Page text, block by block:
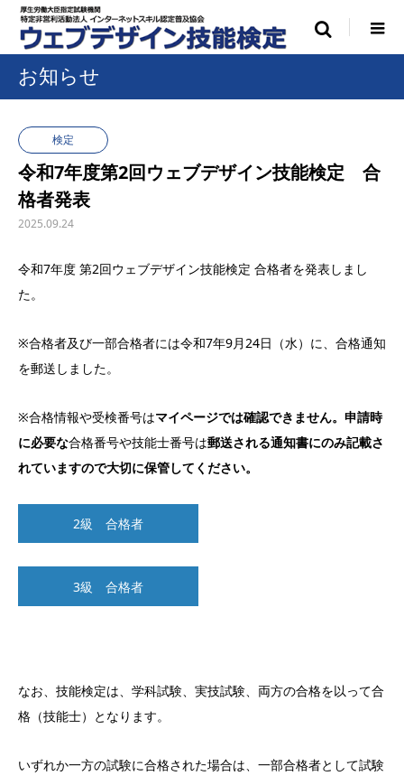
お知らせ
検定
令和7年度第2回ウェブデザイン技能検定 合
格者発表
2025.09.24
令和7年度 第2回ウェブデザイン技能検定 合格者を発表しまし
た。
※合格者及び一部合格者には令和7年9月24日（水）に、合格通知
を郵送しました。
※合格情報や受検番号はマイページでは確認できません。申請時
に必要な合格番号や技能士番号は郵送される通知書にのみ記載さ
れていますので大切に保管してください。
2級 合格者
3級 合格者
なお、技能検定は、学科試験、実技試験、両方の合格を以って合
格（技能士）となります。
いずれか一方の試験に合格された場合は、一部合格者として試験